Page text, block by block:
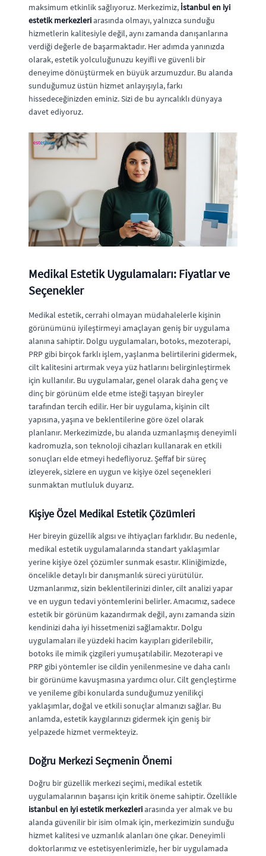
maksimum etkinlik sağlıyoruz. Merkezimiz, İstanbul en iyi
estetik merkezleriarasında olmayı, yalnızca sunduğu
hizmetlerin kalitesiyle değil, aynı zamanda danışanlarına
verdiği değerle de başarmaktadır. Her adımda yanınızda
olarak, estetik yolculuğunuzu keyifli ve güvenli bir
deneyime dönüştürmek en büyük arzumuzdur. Bu alanda
sunduğumuz üstün hizmet anlayışıyla, farkı
hissedeceğinizden eminiz. Sizi de bu ayrıcalıklı dünyaya
davet ediyoruz.
Medikal Estetik Uygulamaları: Fiyatlar ve
Seçenekler
Medikal estetik, cerrahi olmayan müdahalelerle kişinin
görünümünü iyileştirmeyi amaçlayan geniş bir uygulama
alanına sahiptir. Dolgu uygulamaları, botoks, mezoterapi,
PRP gibi birçok farklı işlem, yaşlanma belirtilerini gidermek,
cilt kalitesini artırmak veya yüz hatlarını belirginleştirmek
için kullanılır. Bu uygulamalar, genel olarak daha genç ve
dinç bir görünüm elde etme isteği taşıyan bireyler
tarafından tercih edilir. Her bir uygulama, kişinin cilt
yapısına, yaşına ve beklentilerine göre özel olarak
planlanır. Merkezimizde, bu alanda uzmanlaşmış deneyimli
kadromuzla, son teknoloji cihazları kullanarak en etkili
sonuçları elde etmeyi hedefliyoruz. Şeffaf bir süreç
izleyerek, sizlere en uygun ve kişiye özel seçenekleri
sunmaktan mutluluk duyarız.
Kişiye Özel Medikal Estetik Çözümleri
Her bireyin güzellik algısı ve ihtiyaçları farklıdır. Bu nedenle,
medikal estetik uygulamalarında standart yaklaşımlar
yerine kişiye özel çözümler sunmak esastır. Kliniğimizde,
öncelikle detaylı bir danışmanlık süreci yürütülür.
Uzmanlarımız, sizin beklentilerinizi dinler, cilt analizi yapar
ve en uygun tedavi yöntemlerini belirler. Amacımız, sadece
estetik bir görünüm kazandırmak değil, aynı zamanda sizin
kendinizi daha iyi hissetmenizi sağlamaktır. Dolgu
uygulamaları ile yüzdeki hacim kayıpları giderilebilir,
botoks ile mimik çizgileri yumuşatılabilir. Mezoterapi ve
PRP gibi yöntemler ise cildin yenilenmesine ve daha canlı
bir görünüme kavuşmasına yardımcı olur. Cilt gençleştirme
ve yenileme gibi konularda sunduğumuz yenilikçi
yaklaşımlar, doğal ve etkili sonuçlar almanızı sağlar. Bu
anlamda, estetik kaygılarınızı gidermek için geniş bir
yelpazede hizmet vermekteyiz.
Doğru Merkezi Seçmenin Önemi
Doğru bir güzellik merkezi seçimi, medikal estetik
uygulamalarının başarısı için kritik öneme sahiptir. Özellikle
istanbul en iyi estetik merkezleriarasında yer almak ve bu
alanda güvenilir bir isim olmak için, merkezimizin sunduğu
hizmet kalitesi ve uzmanlık alanları öne çıkar. Deneyimli
doktorlarımız ve estetisyenlerimizle, her bir uygulamada